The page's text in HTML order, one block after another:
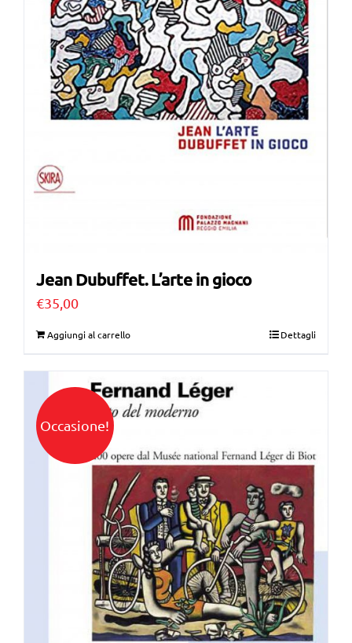
Jean Dubuffet. L’arte in gioco
€35,00
Aggiungi al carrello Dettagli
Occasione!